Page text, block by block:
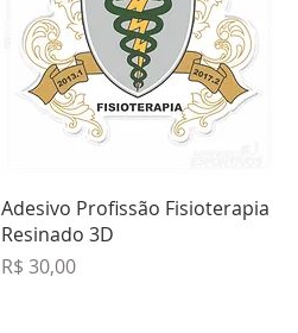
Visualização rápida
Adesivo Profissão Fisioterapia
Resinado 3D
Preço
R$ 30,00